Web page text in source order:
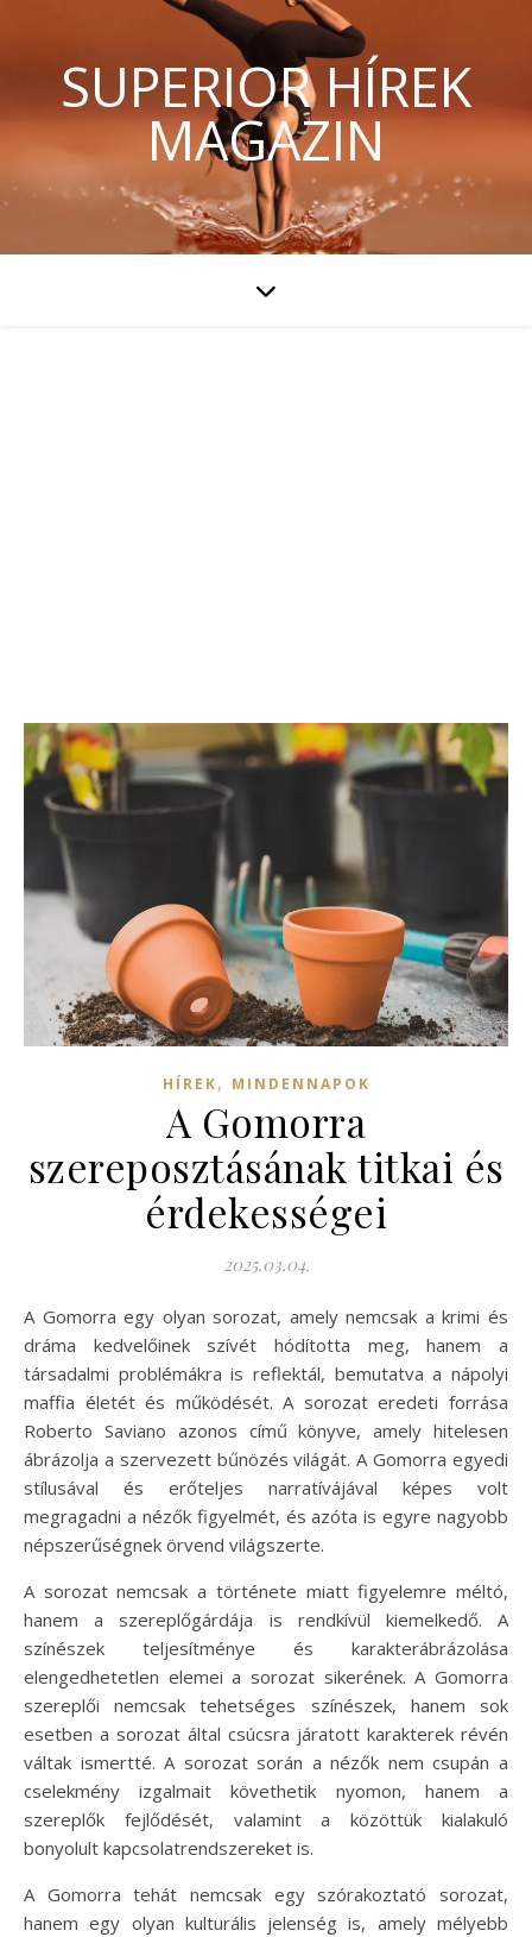
SUPERIOR HÍREK
MAGAZIN
HÍREK, MINDENNAPOK
A Gomorra
szereposztásának titkai és
érdekességei
2025.03.04.
A Gomorra egy olyan sorozat, amely nemcsak a krimi és
dráma kedvelőinek szívét hódította meg, hanem a
társadalmi problémákra is reflektál, bemutatva a nápolyi
maffia életét és működését. A sorozat eredeti forrása
Roberto Saviano azonos című könyve, amely hitelesen
ábrázolja a szervezett bűnözés világát. A Gomorra egyedi
stílusával és erőteljes narratívájával képes volt
megragadni a nézők figyelmét, és azóta is egyre nagyobb
népszerűségnek örvend világszerte.
A sorozat nemcsak a története miatt figyelemre méltó,
hanem a szereplőgárdája is rendkívül kiemelkedő. A
színészek teljesítménye és karakterábrázolása
elengedhetetlen elemei a sorozat sikerének. A Gomorra
szereplői nemcsak tehetséges színészek, hanem sok
esetben a sorozat által csúcsra járatott karakterek révén
váltak ismertté. A sorozat során a nézők nem csupán a
cselekmény izgalmait követhetik nyomon, hanem a
szereplők fejlődését, valamint a közöttük kialakuló
bonyolult kapcsolatrendszereket is.
A Gomorra tehát nemcsak egy szórakoztató sorozat,
hanem egy olyan kulturális jelenség is, amely mélyebb